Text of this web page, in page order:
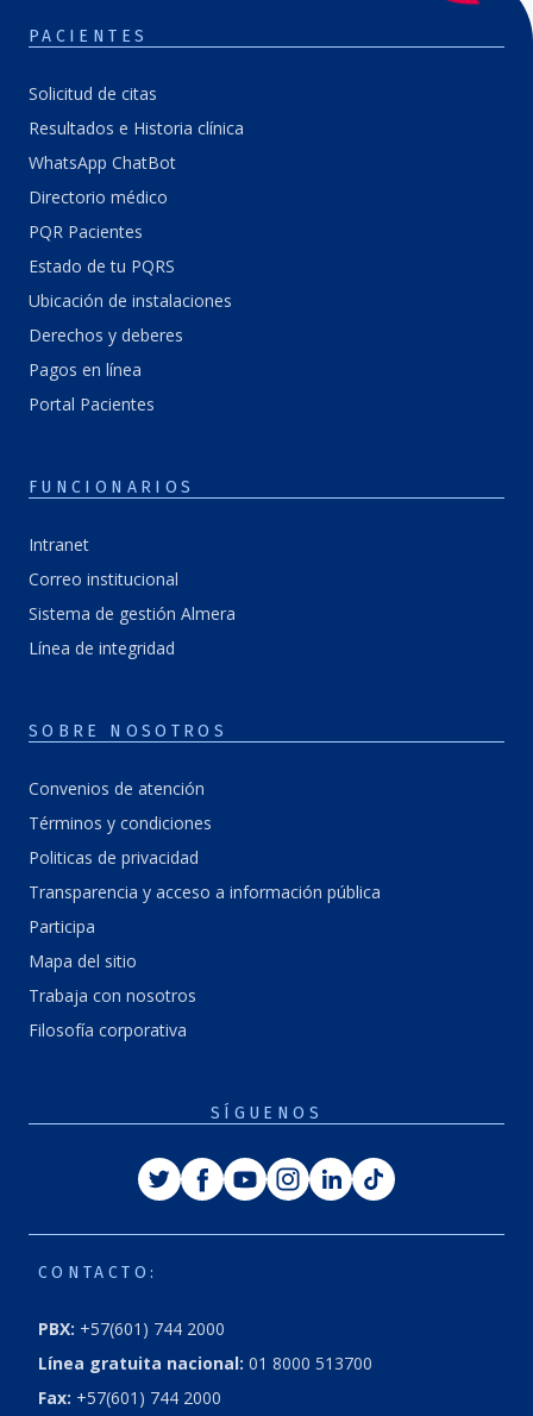
PACIENTES
Solicitud de citas
Resultados e Historia clínica
WhatsApp ChatBot
Directorio médico
PQR Pacientes
Estado de tu PQRS
Ubicación de instalaciones
Derechos y deberes
Pagos en línea
Portal Pacientes
FUNCIONARIOS
Intranet
Correo institucional
Sistema de gestión Almera
Línea de integridad
SOBRE NOSOTROS
Convenios de atención
Términos y condiciones
Politicas de privacidad
Transparencia y acceso a información pública
Participa
Mapa del sitio
Trabaja con nosotros
Filosofía corporativa
SÍGUENOS
TwitterFacebook
YoutubeInstagram
LinkedinTiktok
CONTACTO:
PBX: +57(601) 744 2000
Línea gratuita nacional: 01 8000 513700
Fax: +57(601) 744 2000